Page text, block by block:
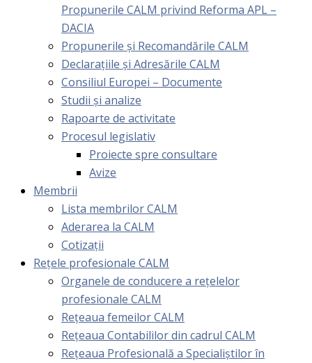
Propunerile CALM privind Reforma APL –
DACIA
Propunerile și Recomandările CALM
Declarațiile și Adresările CALM
Consiliul Europei – Documente
Studii și analize
Rapoarte de activitate
Procesul legislativ
Proiecte spre consultare
Avize
Membrii
Lista membrilor CALM
Aderarea la CALM
Cotizaţii
Rețele profesionale CALM
Organele de conducere a rețelelor
profesionale CALM
Rețeaua femeilor CALM
Rețeaua Contabililor din cadrul CALM
Rețeaua Profesională a Specialiștilor în